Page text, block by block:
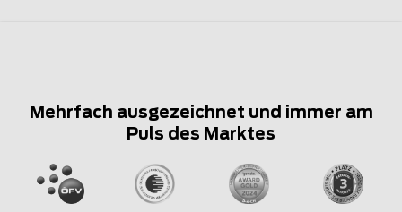
Mehrfach ausgezeichnet und immer am
Puls des Marktes